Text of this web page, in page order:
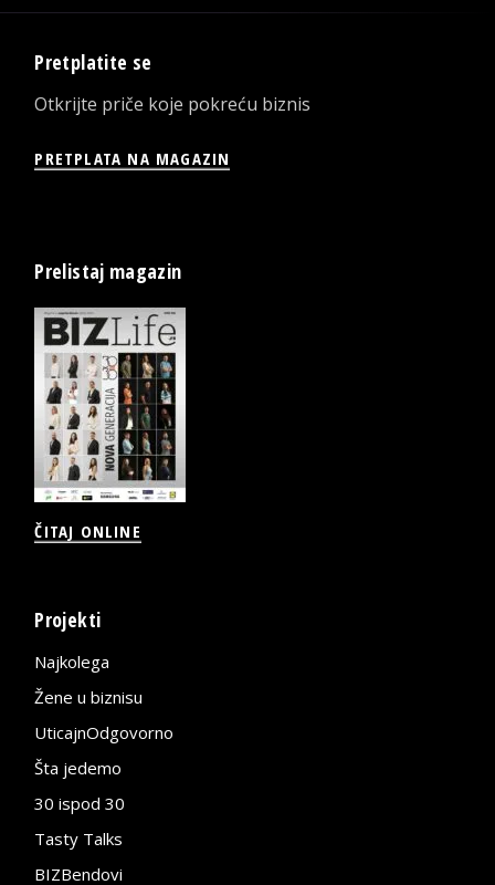
Pretplatite se
Otkrijte priče koje pokreću biznis
PRETPLATA NA MAGAZIN
Prelistaj magazin
ČITAJ ONLINE
Projekti
Najkolega
Žene u biznisu
UticajnOdgovorno
Šta jedemo
30 ispod 30
Tasty Talks
BIZBendovi